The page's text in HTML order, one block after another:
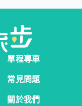
單程專車
常見問題
關於我們